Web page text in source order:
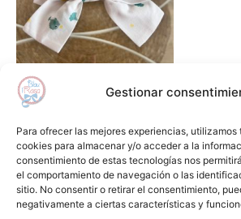
Gestionar
Para ofrecer las mejores experiencias,
cookies para almacenar y/o acceder a la
consentimiento de estas tecnologías nos
el comportamiento de navegación o las
sitio. No consentir o retirar el consentimiento,
negativamente a ciertas características y
Complementos
Lazo niña fondo marino MON
PETIT BONBON
8,55€
Añadir al carrito